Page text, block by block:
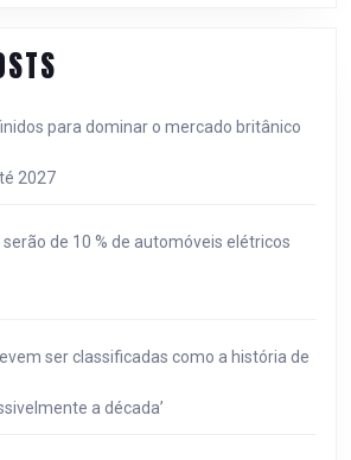
para dominar o mercado britânico
2027
de 10 % de automóveis elétricos
ser classificadas como a história de
a década’